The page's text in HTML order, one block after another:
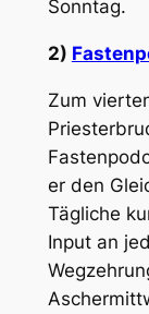
Sonntag.
2)
Zum
er den
Tägliche
Input an